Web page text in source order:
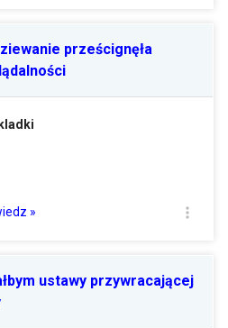
prześcignęła
»
ustawy przywracającej